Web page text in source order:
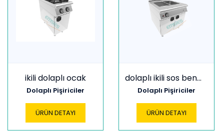
ikili dolaplı ocak
Dolaplı Pişiriciler
ÜRÜN DETAYI
dolaplı ikili sos benmari
Dolaplı Pişiriciler
ÜRÜN DETAYI